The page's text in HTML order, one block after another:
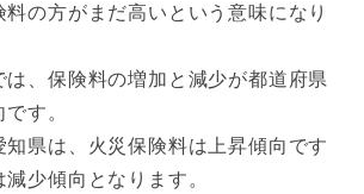
の方がまだ高いという意味になり
、保険料の増加と減少が都道府県
す。
知県は、火災保険料は上昇傾向です
少傾向となります。